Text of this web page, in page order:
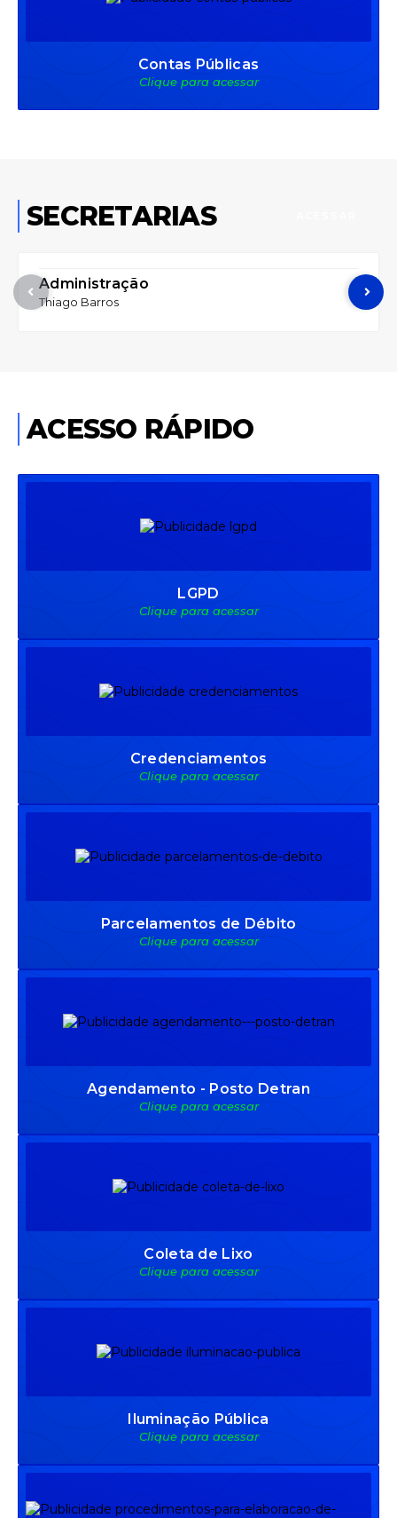
Contas Públicas
Clique para acessar
SECRETARIAS
Administração
Thiago Barros
ACESSO RÁPIDO
LGPD
Clique para acessar
Credenciamentos
Clique para acessar
Parcelamentos de Débito
Clique para acessar
Agendamento - Posto Detran
Clique para acessar
Coleta de Lixo
Clique para acessar
Iluminação Pública
Clique para acessar